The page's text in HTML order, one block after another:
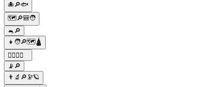
🐙🔎🐟
🗺🔎🎒🧑
🐁🔎
👧🧑🔎🗺🛕
🕵️‍♂️🔎👻
📡🔎
👨‍🔬🔎🔭🪐